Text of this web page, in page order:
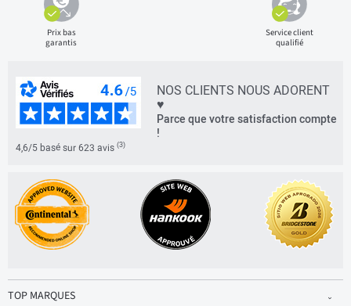
Prix bas
garantis
Service client
qualifié
NOS CLIENTS NOUS ADORENT
♥
Parce que votre satisfaction compte
!
4,6/5 basé sur 623 avis (3)
TOP MARQUES